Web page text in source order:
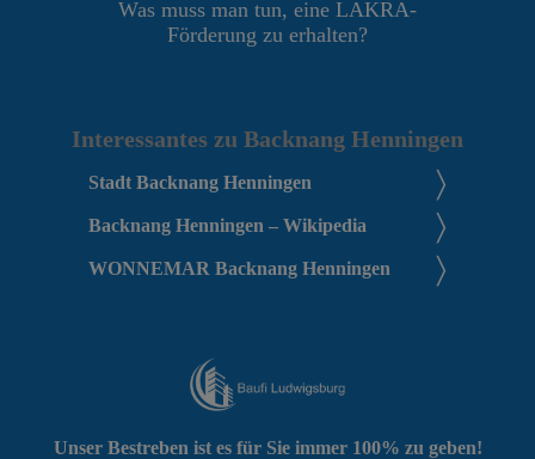
Was muss man tun, eine LAKRA-
Förderung zu erhalten?
Interessantes zu Backnang Henningen
Stadt Backnang Henningen
Backnang Henningen – Wikipedia
WONNEMAR Backnang Henningen
Unser Bestreben ist es für Sie immer 100% zu geben!